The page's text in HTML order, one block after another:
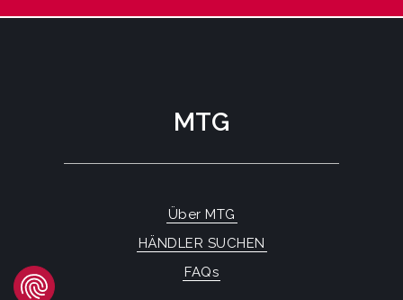
MTG
Über MTG
HÄNDLER SUCHEN
FAQs